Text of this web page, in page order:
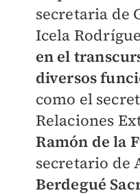
secretaria de
Icela
en el
diversos
como el
Relaciones
Ramón de la
secretario de
Berdegué